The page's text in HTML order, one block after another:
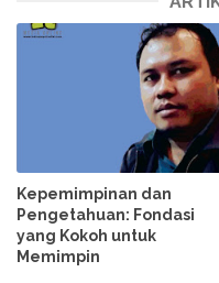
Kepemimpinan dan
Pengetahuan: Fondasi
yang Kokoh untuk
Memimpin